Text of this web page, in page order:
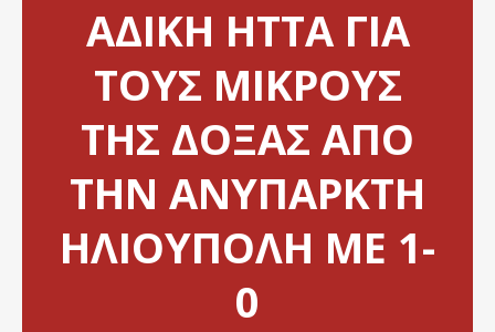
ΑΔΙΚΗ ΗΤΤΑ ΓΙΑ
ΤΟΥΣ ΜΙΚΡΟΥΣ
ΤΗΣ ΔΟΞΑΣ ΑΠΟ
ΤΗΝ ΑΝΥΠΑΡΚΤΗ
ΗΛΙΟΥΠΟΛΗ ΜΕ 1-
0